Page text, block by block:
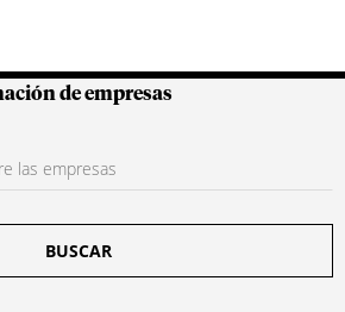
Colombianas
de empresas
BUSCAR